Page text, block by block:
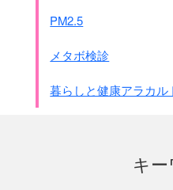
PM2.5
メタボ検診
暮らしと健康アラカル
キ